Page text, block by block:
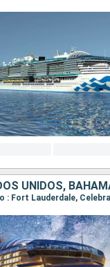
UNIDOS,
: Fort Lauderdale,